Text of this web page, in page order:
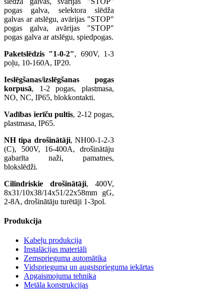
pogas galva, selektora slēdža
galvas ar atslēgu, avārijas "STOP"
pogas galva, avārijas "STOP"
pogas galva ar atslēgu, spiedpogas.
Paketslēdzis "1-0-2", 690V, 1-3
poļu, 10-160A, IP20.
Ieslēgšanas/izslēgšanas pogas
korpusā, 1-2 pogas, plastmasa,
NO, NC, IP65, blokkontakti.
Vadības ierīču pultis, 2-12 pogas,
plastmasa, IP65.
NH tipa drošinātāji, NH00-1-2-3
(C), 500V, 16-400A, drošinātāju
gabarīta naži, pamatnes,
blokslēdži.
Cilindriskie drošinātāji, 400V,
8x31/10x38/14x51/22x58mm gG,
2-8A, drošinātāju turētāji 1-3pol.
Produkcija
Kabeļu produkcija
Instalācijas materiāli
Zemsprieguma automātika
Vidsprieguma un augstsprieguma iekārtas
Apgaismojuma tehnika
Metāla konstrukcijas